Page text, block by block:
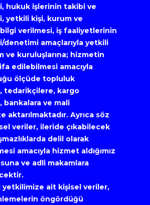
hukuk işlerinin takibi ve
yetkili kişi, kurum ve
verilmesi, iş faaliyetlerinin
denetimi amaçlarıyla yetkili
ve kuruluşlarına; hizmetin
edilebilmesi amacıyla
ölçüde topluluk
tedarikçilere, kargo
bankalara ve mali
aktarılmaktadır. Ayrıca söz
veriler, ileride çıkabilecek
delil olarak
amacıyla hizmet aldığımız
ve adli makamlara
ait kişisel veriler,
öngördüğü